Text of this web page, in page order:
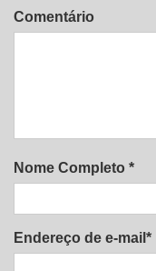
Comentário
Nome Completo *
Endereço de e-mail*